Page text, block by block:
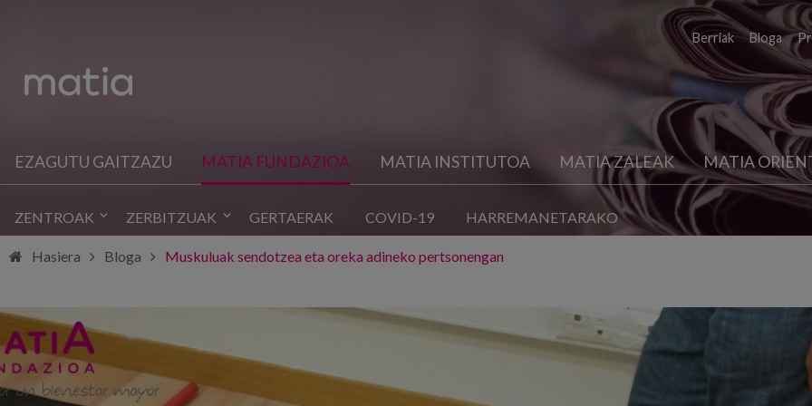
Berriak Bloga
EZAGUTU GAITZAZU MATIA FUNDAZIOA MATIA INSTITUTOA MATIA ZALEAK MATIA
ZENTROAK ZERBITZUAK GERTAERAK COVID-19 HARREMANETARAKO
Hasiera Bloga Muskuluak sendotzea eta oreka adineko pertsonengan